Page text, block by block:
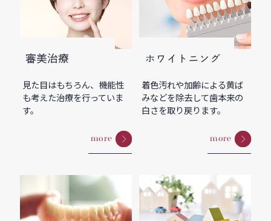
審美治療
見た目はもちろん、機能性
も考えた治療を行っていま
す。
more
ホワイトニング
着色汚れや加齢による黄ば
みなどを除去して歯本来の
白さを取り戻ります。
more